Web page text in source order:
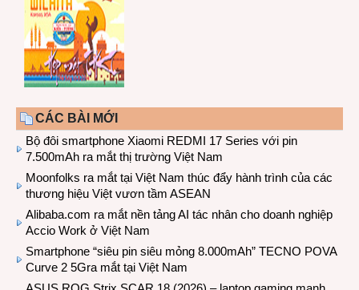
CÁC BÀI MỚI
Bộ đôi smartphone Xiaomi REDMI 17 Series với pin
7.500mAh ra mắt thị trường Việt Nam
Moonfolks ra mắt tại Việt Nam thúc đẩy hành trình của các
thương hiệu Việt vươn tầm ASEAN
Alibaba.com ra mắt nền tảng AI tác nhân cho doanh nghiệp
Accio Work ở Việt Nam
Smartphone “siêu pin siêu mỏng 8.000mAh” TECNO POVA
Curve 2 5Gra mắt tại Việt Nam